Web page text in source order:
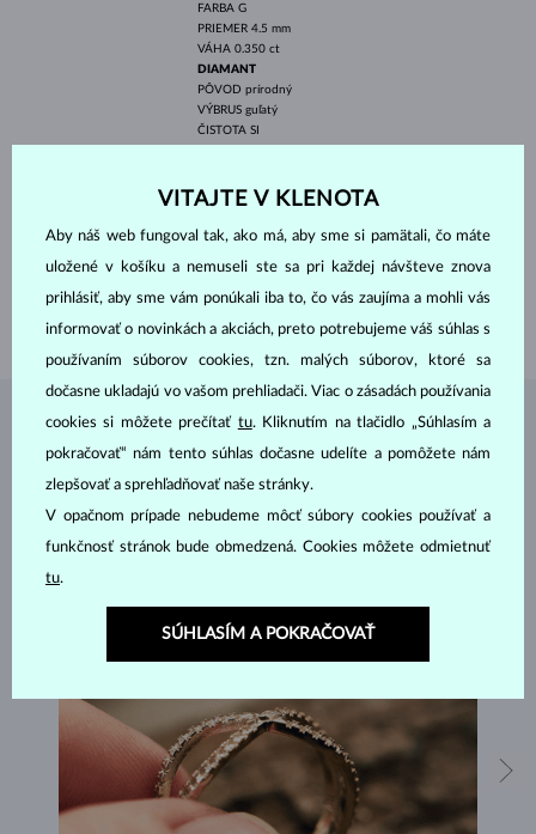
FARBA G
PRIEMER 4.5 mm
VÁHA 0.350 ct
DIAMANT
PÔVOD prírodný
VÝBRUS guľatý
ČISTOTA SI
VÁHA0.096 ct
VÁHA 1.70 g
ŠPERKY ZATELIÉRU KLENOTA
VITAJTE V KLENOTA
Aby náš web fungoval tak, ako má, aby sme si pamätali, čo máte
uložené v košíku a nemuseli ste sa pri každej návšteve znova
prihlásiť, aby sme vám ponúkali iba to, čo vás zaujíma a mohli vás
informovať o novinkách a akciách, preto potrebujeme váš súhlas s
používaním súborov cookies, tzn. malých súborov, ktoré sa
dočasne ukladajú vo vašom prehliadači. Viac o zásadách používania
cookies si môžete prečítať tu. Kliknutím na tlačidlo „Súhlasím a
pokračovať“ nám tento súhlas dočasne udelíte a pomôžete nám
zlepšovať a sprehľadňovať naše stránky.
V opačnom prípade nebudeme môcť súbory cookies používať a
funkčnosť stránok bude obmedzená. Cookies môžete odmietnuť
tu.
SÚHLASÍM A POKRAČOVAŤ